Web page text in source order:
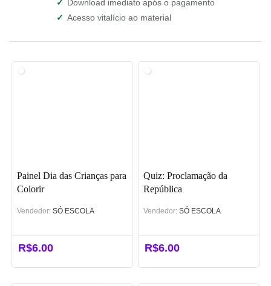
✓ Download imediato após o pagamento
✓ Acesso vitalício ao material
Painel Dia das Crianças para
Colorir
Vendedor: SÓ ESCOLA
R$6.00
Quiz: Proclamação da
República
Vendedor: SÓ ESCOLA
R$6.00